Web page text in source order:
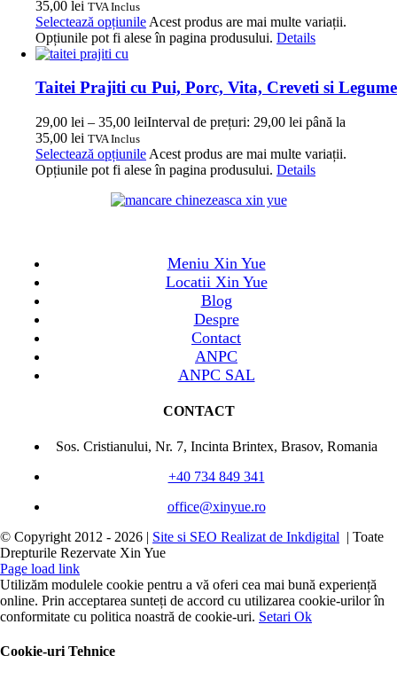
35,00 lei TVA Inclus
Selectează opțiunile Acest produs are mai multe variații.
Opțiunile pot fi alese în pagina produsului. Details
Taitei Prajiti cu Pui, Porc, Vita, Creveti si Legume
29,00 lei – 35,00 leiInterval de prețuri: 29,00 lei până la
35,00 lei TVA Inclus
Selectează opțiunile Acest produs are mai multe variații.
Opțiunile pot fi alese în pagina produsului. Details
Meniu Xin Yue
Locatii Xin Yue
Blog
Despre
Contact
ANPC
ANPC SAL
CONTACT
Sos. Cristianului, Nr. 7, Incinta Brintex, Brasov, Romania
+40 734 849 341
office@xinyue.ro
© Copyright 2012 - 2026 | Site si SEO Realizat de Inkdigital | Toate
Drepturile Rezervate Xin Yue
Page load link
Utilizăm modulele cookie pentru a vă oferi cea mai bună experiență
online. Prin acceptarea sunteți de accord cu utilizarea cookie-urilor în
conformitate cu politica noastră de cookie-uri. Setari Ok
Cookie-uri Tehnice